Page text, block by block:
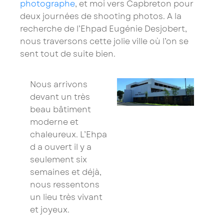
photographe, et moi vers Capbreton pour
deux journées de shooting photos. A la
recherche de l’Ehpad Eugénie Desjobert,
nous traversons cette jolie ville où l’on se
sent tout de suite bien.
Nous arrivons
devant un très
beau bâtiment
moderne et
chaleureux. L’Ehpa
d a ouvert il y a
seulement six
semaines et déjà,
nous ressentons
un lieu très vivant
et joyeux.